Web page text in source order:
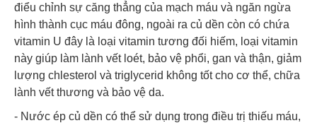
điểu chỉnh sự căng thẳng của mạch máu và ngăn ngừa
hình thành cục máu đông, ngoài ra củ dền còn có chứa
vitamin U đây là loại vitamin tương đối hiếm, loại vitamin
này giúp làm lành vết loét, bảo vệ phổi, gan và thận, giảm
lượng chlesterol và triglycerid không tốt cho cơ thể, chữa
lành vết thương và bảo vệ da.
- Nước ép củ dền có thể sử dụng trong điều trị thiếu máu,